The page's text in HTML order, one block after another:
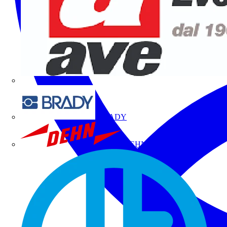
BRADY
DEHN